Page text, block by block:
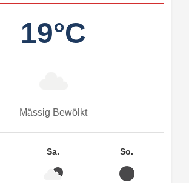
19°C
Mässig Bewölkt
Sa. So.